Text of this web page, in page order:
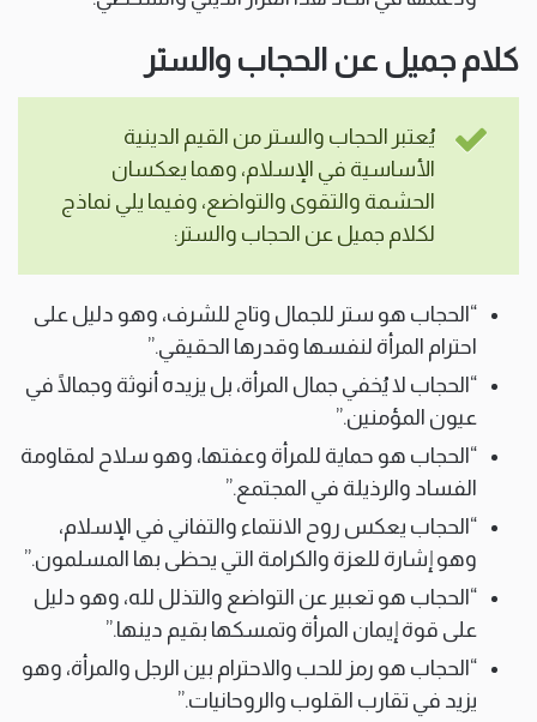
كلام جميل عن الحجاب والستر
يُعتبر الحجاب والستر من القيم الدينية
الأساسية في الإسلام، وهما يعكسان
الحشمة والتقوى والتواضع، وفيما يلي نماذج
لكلام جميل عن الحجاب والستر:
“الحجاب هو ستر للجمال وتاج للشرف، وهو دليل على
احترام المرأة لنفسها وقدرها الحقيقي.”
“الحجاب لا يُخفي جمال المرأة، بل يزيده أنوثة وجمالًا في
عيون المؤمنين.”
“الحجاب هو حماية للمرأة وعفتها، وهو سلاح لمقاومة
الفساد والرذيلة في المجتمع.”
“الحجاب يعكس روح الانتماء والتفاني في الإسلام،
وهو إشارة للعزة والكرامة التي يحظى بها المسلمون.”
“الحجاب هو تعبير عن التواضع والتذلل لله، وهو دليل
على قوة إيمان المرأة وتمسكها بقيم دينها.”
“الحجاب هو رمز للحب والاحترام بين الرجل والمرأة، وهو
يزيد في تقارب القلوب والروحانيات.”